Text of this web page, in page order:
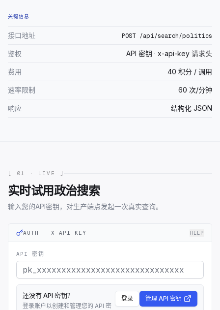
关键信息
接口地址 POST /api/search/politics
鉴权 API 密钥 · x-api-key 请求头
费用 40 积分 / 调用
速率限制 60 次/分钟
响应 结构化 JSON
[ 01 · LIVE ]
实时试用政治搜索
输入您的API密钥，对生产端点发起一次真实查询。
AUTH · X-API-KEY HELP
API 密钥
还没有 API 密钥？
登录账户以创建和管理您的 API 密
登录 管理 API 密钥